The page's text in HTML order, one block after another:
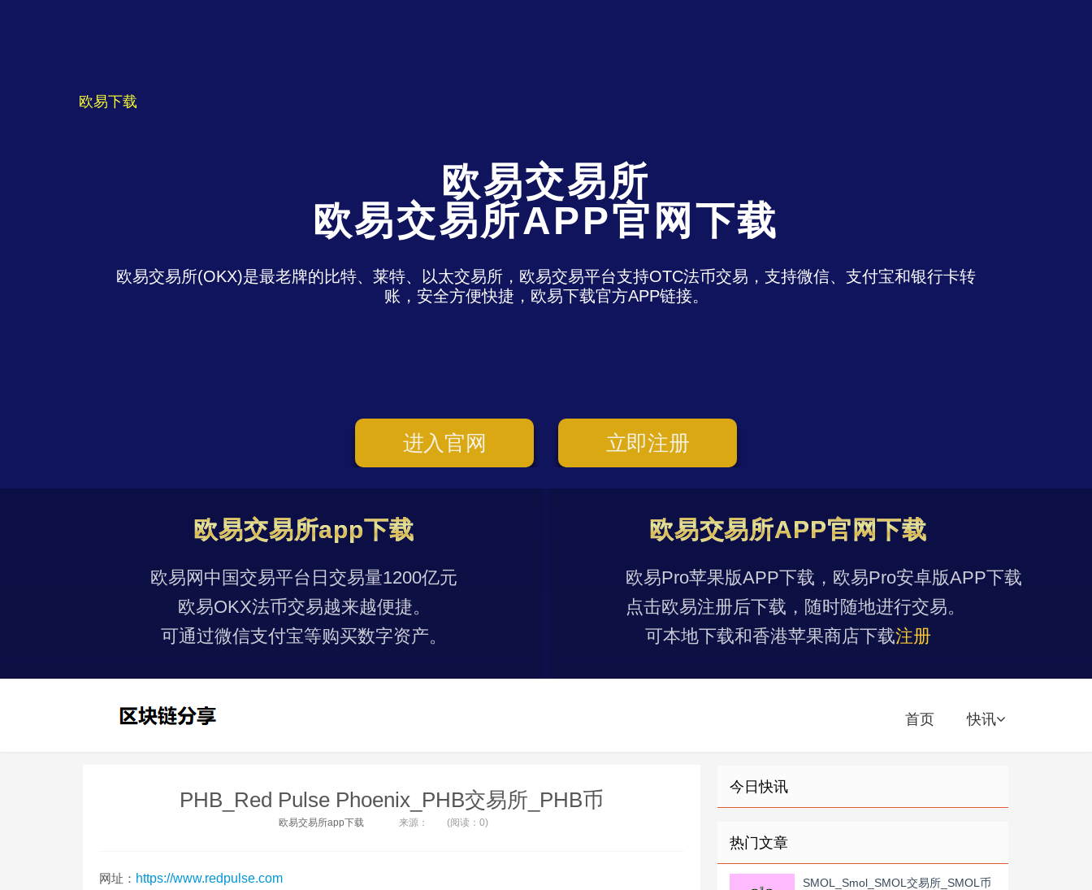
欧易下载
欧易交易所
欧易交易所APP官网下载
欧易交易所(OKX)是最老牌的比特、莱特、以太交易所，欧易交易平台支持OTC法币交易，支持微信、支付宝和银行卡转
账，安全方便快捷，欧易下载官方APP链接。
进入官网 立即注册
欧易交易所app下载
欧易网中国交易平台日交易量1200亿元
欧易OKX法币交易越来越便捷。
可通过微信支付宝等购买数字资产。
欧易交易所APP官网下载
欧易Pro苹果版APP下载，欧易Pro安卓版APP下载
点击欧易注册后下载，随时随地进行交易。
可本地下载和香港苹果商店下载注册
首页 快讯
PHB_Red Pulse Phoenix_PHB交易所_PHB币
欧易交易所app下载 来源： (阅读：0)
网址： https://www.redpulse.com
今日快讯
热门文章
SMOL_Smol_SMOL交易所_SMOL币